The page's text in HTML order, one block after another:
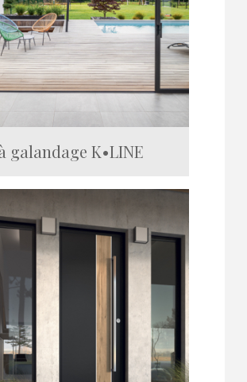
galandage K•LINE